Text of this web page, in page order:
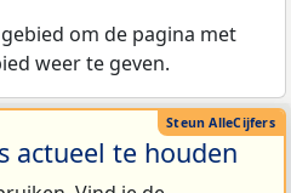
om de pagina met
weer te geven.
actueel te houden